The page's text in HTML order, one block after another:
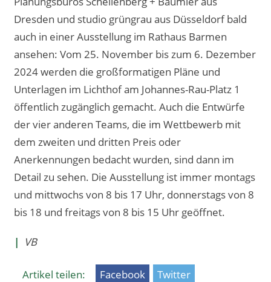
Dresden und studio grüngrau aus Düsseldorf bald
auch in einer Ausstellung im Rathaus Barmen
ansehen: Vom 25. November bis zum 6. Dezember
2024 werden die großformatigen Pläne und
Unterlagen im Lichthof am Johannes-Rau-Platz 1
öffentlich zugänglich gemacht. Auch die Entwürfe
der vier anderen Teams, die im Wettbewerb mit
dem zweiten und dritten Preis oder
Anerkennungen bedacht wurden, sind dann im
Detail zu sehen. Die Ausstellung ist immer montags
und mittwochs von 8 bis 17 Uhr, donnerstags von 8
bis 18 und freitags von 8 bis 15 Uhr geöffnet.
| VB
Artikel teilen: Facebook
Twitter